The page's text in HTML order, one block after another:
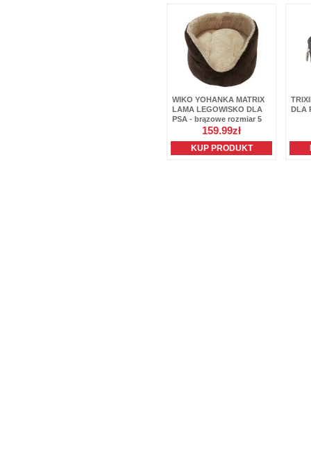
WIKO YOHANKA MATRIX
LAMA LEGOWISKO DLA
PSA - brązowe rozmiar 5
159.99zł
KUP PRODUKT
DLA